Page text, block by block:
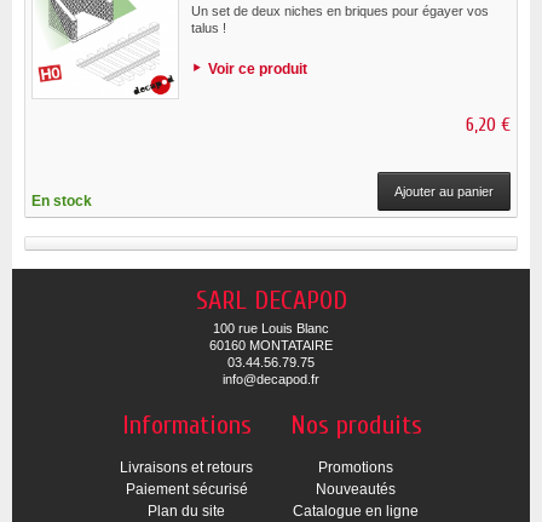
Un set de deux niches en briques pour égayer vos
talus !
Voir ce produit
6,20 €
En stock
Ajouter au panier
SARL DECAPOD
100 rue Louis Blanc
60160 MONTATAIRE
03.44.56.79.75
info@decapod.fr
Informations
Livraisons et retours
Paiement sécurisé
Plan du site
Nos produits
Promotions
Nouveautés
Catalogue en ligne